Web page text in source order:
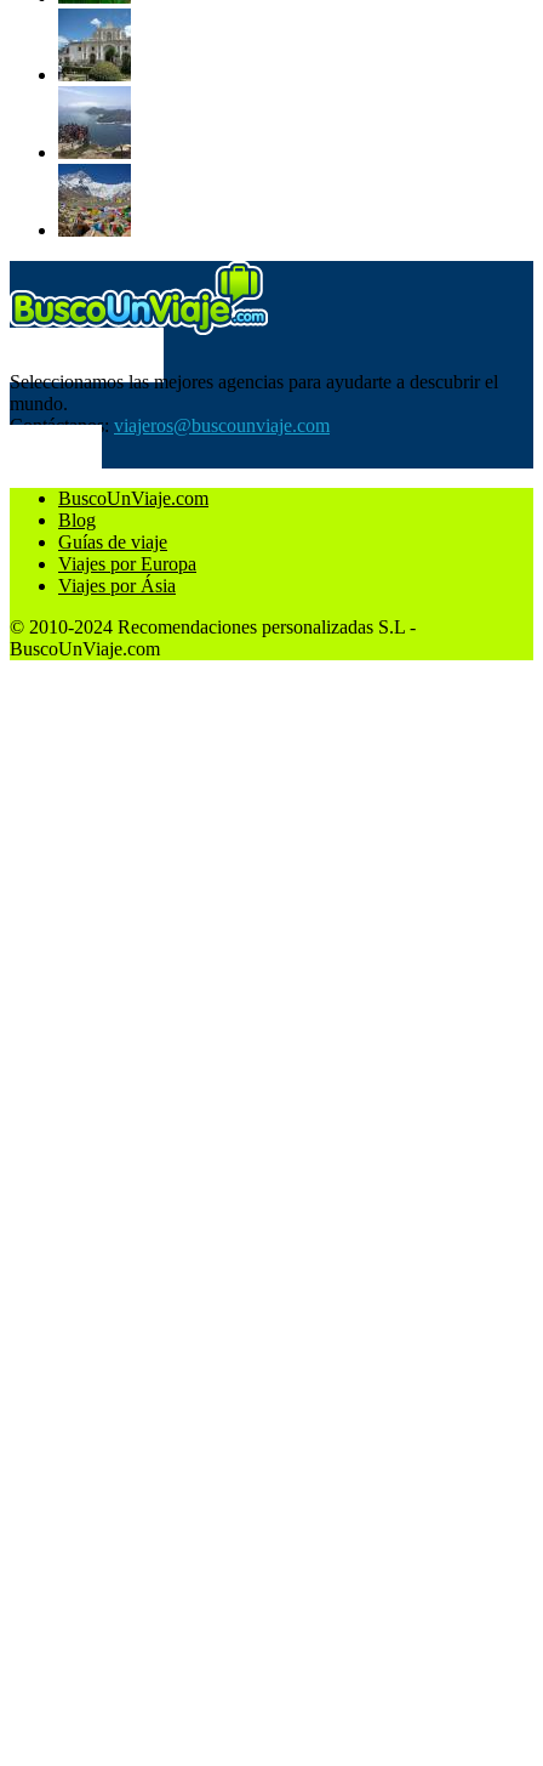
Seleccionamos las mejores agencias para ayudarte a descubrir el
mundo.
Contáctanos: viajeros@buscounviaje.com
BuscoUnViaje.com
Blog
Guías de viaje
Viajes por Europa
Viajes por Ásia
© 2010-2024 Recomendaciones personalizadas S.L -
BuscoUnViaje.com